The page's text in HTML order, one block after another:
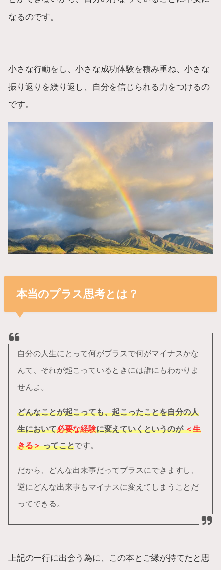
なるのです。
小さな行動をし、小さな成功体験を積み重ね、小さな
振り返りを繰り返し、自分を信じられる力をつけるの
です。
本当のプラス思考とは？
自分の人生にとって何がプラスで何がマイナスかな
んて、それが起こっているときには誰にもわかりま
せんよ。
どんなことが起こっても、起こったことを自分の人
生において必要な経験に変えていくというのが＜生
きる＞ってことです。
だから、どんな出来事だってプラスにできますし、
逆にどんな出来事もマイナスに変えてしまうことだ
ってできる。
上記の一行に出会う為に、この本とご縁が持てたと思